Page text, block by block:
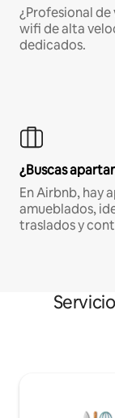
¿Profesional
wifi de alta
dedicados.
¿Buscas
En Airbnb, hay
amueblados,
traslados y